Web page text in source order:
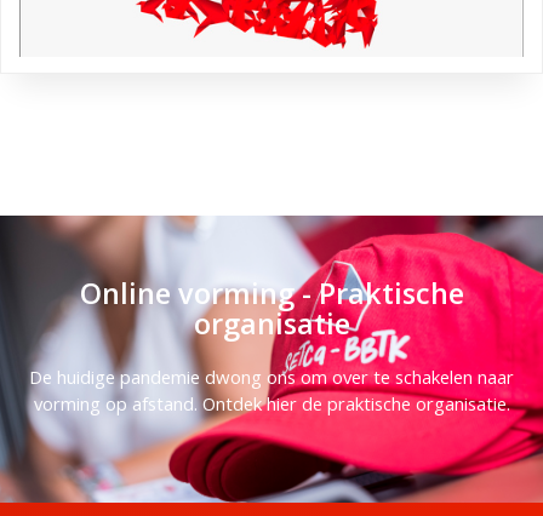
Online vorming - Praktische
organisatie
De huidige pandemie dwong ons om over te schakelen naar
vorming op afstand. Ontdek hier de praktische organisatie.